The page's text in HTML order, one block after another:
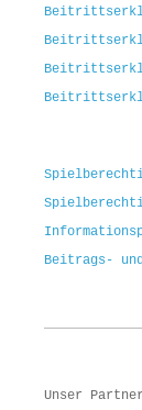
Beitrags-
Unser